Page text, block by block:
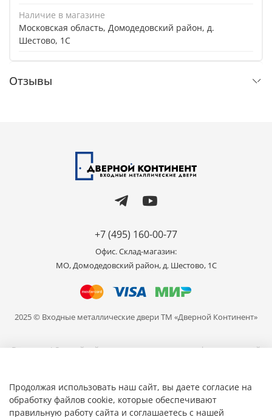
Наличие в магазине
Московская область, Домодедовский район, д.
Шестово, 1C
Отзывы
+7 (495) 160-00-77
Офис. Склад-магазин:
МО, Домодедовский район, д. Шестово, 1C
2025 © Входные металлические двери ТМ «Дверной Континент»
Внимание! Данный сайт носит исключительно информационный
представленной на сайте может отличаться от реального, в связи
с различными настройками ваших устройств для просмотра.
Общество с ограниченной ответственностью «Мир Дверей» ИНН
Продолжая использовать наш сайт, вы даете согласие на
обработку файлов cookie, которые обеспечивают
правильную работу сайта и соглашаетесь с нашей